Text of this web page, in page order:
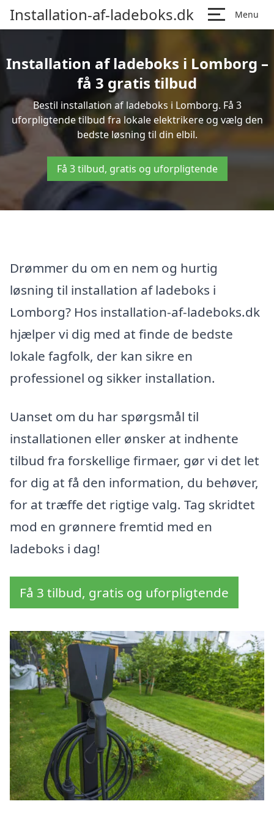
Installation-af-ladeboks.dk Menu
Installation af ladeboks i Lomborg –
få 3 gratis tilbud
Bestil installation af ladeboks i Lomborg. Få 3
uforpligtende tilbud fra lokale elektrikere og vælg den
bedste løsning til din elbil.
Få 3 tilbud, gratis og uforpligtende
Drømmer du om en nem og hurtig
løsning til installation af ladeboks i
Lomborg? Hos installation-af-ladeboks.dk
hjælper vi dig med at finde de bedste
lokale fagfolk, der kan sikre en
professionel og sikker installation.
Uanset om du har spørgsmål til
installationen eller ønsker at indhente
tilbud fra forskellige firmaer, gør vi det let
for dig at få den information, du behøver,
for at træffe det rigtige valg. Tag skridtet
mod en grønnere fremtid med en
ladeboks i dag!
Få 3 tilbud, gratis og uforpligtende